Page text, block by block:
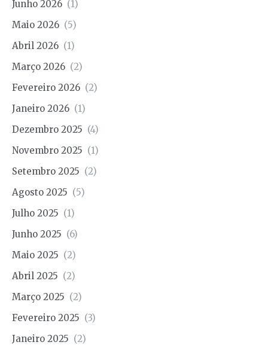
Junho 2026 (1)
Maio 2026 (5)
Abril 2026 (1)
Março 2026 (2)
Fevereiro 2026 (2)
Janeiro 2026 (1)
Dezembro 2025 (4)
Novembro 2025 (1)
Setembro 2025 (2)
Agosto 2025 (5)
Julho 2025 (1)
Junho 2025 (6)
Maio 2025 (2)
Abril 2025 (2)
Março 2025 (2)
Fevereiro 2025 (3)
Janeiro 2025 (2)